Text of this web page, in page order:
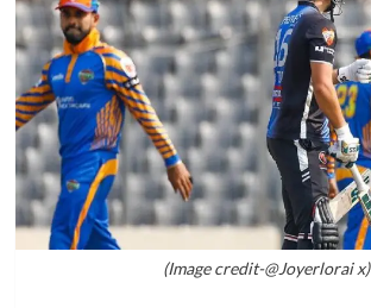
(Image credit-@Joyerlorai x)